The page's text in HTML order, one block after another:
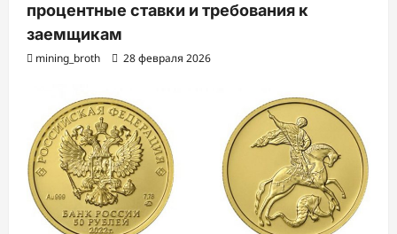
процентные ставки и требования к
заемщикам
mining_broth 28 февраля 2026